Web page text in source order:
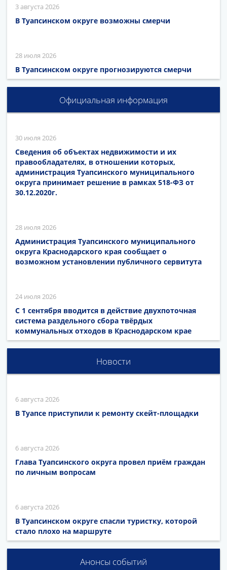
3 августа 2026
В Туапсинском округе возможны смерчи
28 июля 2026
В Туапсинском округе прогнозируются смерчи
Официальная информация
30 июля 2026
Сведения об объектах недвижимости и их
правообладателях, в отношении которых,
администрация Туапсинского муниципального
округа принимает решение в рамках 518-ФЗ от
30.12.2020г.
28 июля 2026
Администрация Туапсинского муниципального
округа Краснодарского края сообщает о
возможном установлении публичного сервитута
24 июля 2026
С 1 сентября вводится в действие двухпоточная
система раздельного сбора твёрдых
коммунальных отходов в Краснодарском крае
Новости
6 августа 2026
В Туапсе приступили к ремонту скейт-площадки
6 августа 2026
Глава Туапсинского округа провел приём граждан
по личным вопросам
6 августа 2026
В Туапсинском округе спасли туристку, которой
стало плохо на маршруте
Анонсы событий